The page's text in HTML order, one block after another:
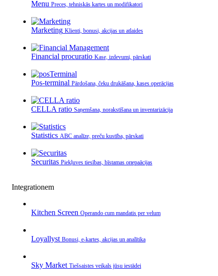
Menu Preces, tehniskās kartes un modifikatori
Marketing Klienti, bonusi, akcijas un atlaides
Financial procuratio Kase, izdevumi, pārskati
Pos-terminal Pārdošana, čeku drukāšana, kases operācijas
CELLA ratio Saņemšana, norakstīšana un inventarizācija
Statistics ABC analīze, preču kustība, pārskati
Securitas Piekļuves tiesības, bīstamas операācijas
Integrationem
Kitchen Screen Operando cum mandatis per velum
Loyallyst Bonusi, e‑kartes, akcijas un analītika
Sky Market Tiešsaistes veikals jūsu iestādei